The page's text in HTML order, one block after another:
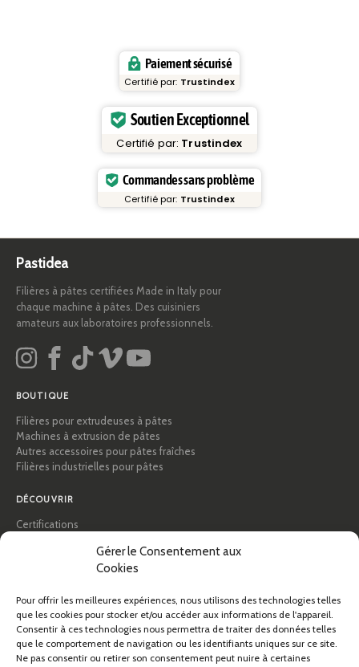
Gérer le Consentement aux
Cookies
Pour offrir les meilleures expériences, nous utilisons des technologies telles
que les cookies pour stocker et/ou accéder aux informations de l'appareil.
Consentir à ces technologies nous permettra de traiter des données telles
que le comportement de navigation ou les identifiants uniques sur ce site.
Ne pas consentir ou retirer son consentement peut nuire à certaines
Paiement sécurisé
Certifié par: Trustindex
Soutien Exceptionnel
Certifié par: Trustindex
Commandes sans problème
Certifié par: Trustindex
Pastidea
Filières à pâtes certifiées Made in Italy pour
chaque machine à pâtes. Des cuisiniers
amateurs aux laboratoires professionnels.
BOUTIQUE
Filières pour extrudeuses à pâtes
Machines à extrusion de pâtes
Autres accessoires pour pâtes fraîches
Filières industrielles pour pâtes
DÉCOUVRIR
Certifications
Conseils et guides pratiques
À propos de Pastidea
AIDE
FAQ et assistance